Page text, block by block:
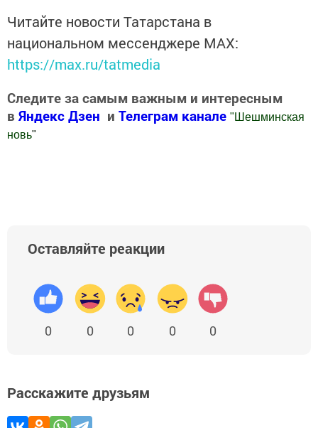
Читайте новости Татарстана в
национальном мессенджере MАХ:
https://max.ru/tatmedia
Следите за самым важным и интересным
в Яндекс Дзен и Телеграм канале " Шешминская
новь"
Оставляйте реакции
0 0 0 0 0
Расскажите друзьям